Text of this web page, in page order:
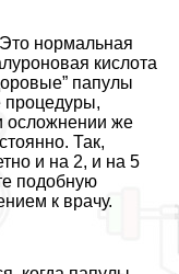
нормальная
кислота
папулы
процедуры,
осложнении же
Так,
и на 2, и на 5
подобную
к врачу.